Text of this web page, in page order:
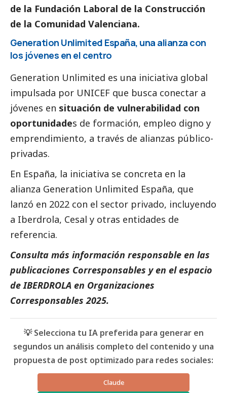
de la Fundación Laboral de la Construcción
de la Comunidad Valenciana.
Generation Unlimited España, una alianza con
los jóvenes en el centro
Generation Unlimited es una iniciativa global
impulsada por UNICEF que busca conectar a
jóvenes en situación de vulnerabilidad con
oportunidades de formación, empleo digno y
emprendimiento, a través de alianzas público-
privadas.
En España, la iniciativa se concreta en la
alianza Generation Unlimited España, que
lanzó en 2022 con el sector privado, incluyendo
a Iberdrola, Cesal y otras entidades de
referencia.
Consulta más información responsable en las
publicaciones Corresponsables y en el espacio
deIBERDROLA en Organizaciones
Corresponsables 2025.
💡 Selecciona tu IA preferida para generar en
segundos un análisis completo del contenido y una
propuesta de post optimizado para redes sociales:
Claude